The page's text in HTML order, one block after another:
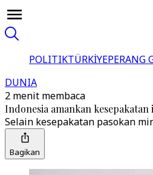
POLITIKTÜRKİYEPERANG
DUNIA
2 menit membaca
Indonesia amankan
Selain kesepakatan pasokan
Bagikan